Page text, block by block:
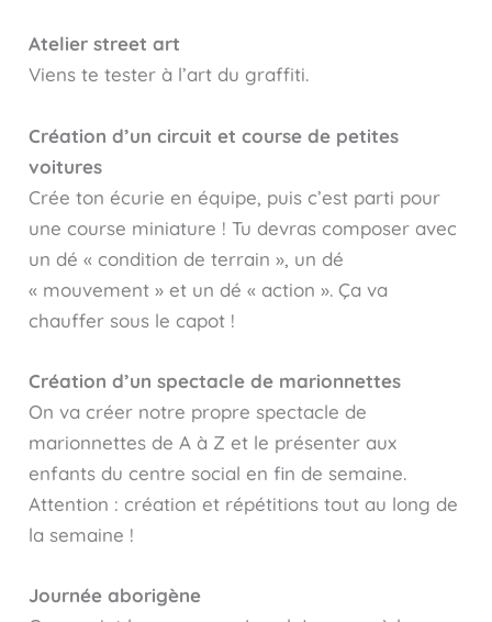
Atelier street art
Viens te tester à l’art du graffiti.
Création d’un circuit et course de petites
voitures
Crée ton écurie en équipe, puis c’est parti pour
une course miniature ! Tu devras composer avec
un dé « condition de terrain », un dé
« mouvement » et un dé « action ». Ça va
chauffer sous le capot !
Création d’un spectacle de marionnettes
On va créer notre propre spectacle de
marionnettes de A à Z et le présenter aux
enfants du centre social en fin de semaine.
Attention : création et répétitions tout au long de
la semaine !
Journée aborigène